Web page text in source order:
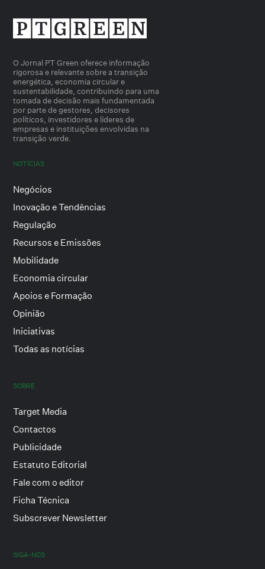
O Jornal PT Green oferece informação
rigorosa e relevante sobre a transição
energética, economia circular e
sustentabilidade, contribuindo para uma
tomada de decisão mais fundamentada
por parte de gestores, decisores
políticos, investidores e líderes de
empresas e instituições envolvidas na
transição verde.
NOTÍCIAS
Negócios
Inovação e Tendências
Regulação
Recursos e Emissões
Mobilidade
Economia circular
Apoios e Formação
Opinião
Iniciativas
Todas as notícias
SOBRE
Target Media
Contactos
Publicidade
Estatuto Editorial
Fale com o editor
Ficha Técnica
Subscrever Newsletter
SIGA-NOS